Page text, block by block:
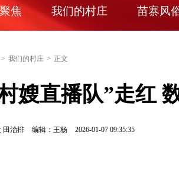
焦 我们的村庄 苗寨风
> 我们的村庄 > 正文
嫂直播队”走红
田治排 编辑：王杨 2026-01-07 09:35:35